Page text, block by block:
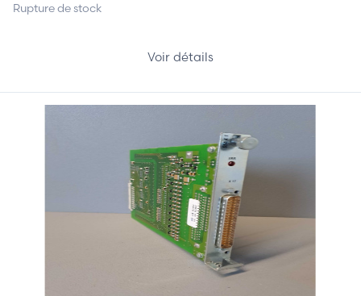
Rupture de stock
Voir détails